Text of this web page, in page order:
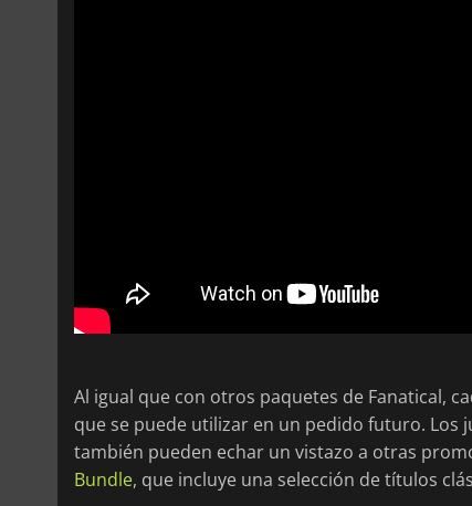
Al igual que con otros paquetes de Fanatical,
que se puede utilizar en un pedido futuro. Los
también pueden echar un vistazo a otras
Bundle, que incluye una selección de títulos